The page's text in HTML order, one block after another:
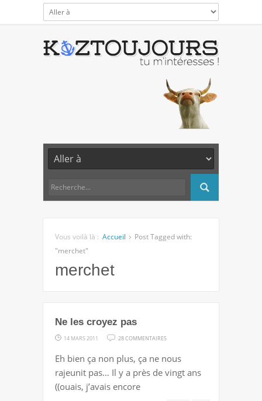
Vous voilà là : Accueil
Post Tagged with:
"merchet"
merchet
Ne les croyez pas
14 MARS 2011 28 COMMENTAIRES
LES
CROYEZ
Eh bien ça non plus, ça ne nous
rajeunit pas… Il y a près de vingt ans
((ouais, j’avais encore